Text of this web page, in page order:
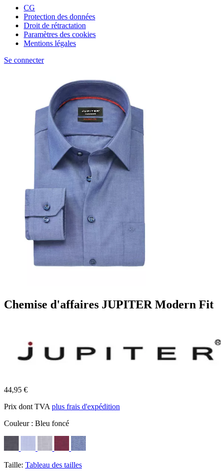
CG
Protection des données
Droit de rétractation
Paramètres des cookies
Mentions légales
Se connecter
Chemise d'affaires JUPITER Modern Fit
44,95 €
Prix dont TVA plus frais d'expédition
Couleur : Bleu foncé
Taille: Tableau des tailles